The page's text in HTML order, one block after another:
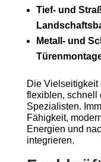
Tief- und
Metall- und
Die Vielseitigkeit
flexiblen, schnell
Spezialisten.
Fähigkeit,
Energien und
integrieren.